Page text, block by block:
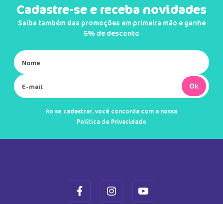
Cadastre-se e receba novidades
Saiba também das promoções em primeira mão e ganhe
5% de desconto
Ok
Ao se cadastrar, você concorda com a nossa
Política de Privacidade